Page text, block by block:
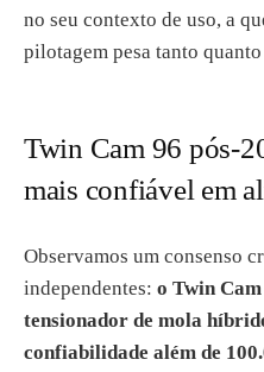
no seu contexto de uso, a
pilotagem pesa tanto
Twin Cam 96 pós-
mais confiável em
Observamos um consenso
independentes: o Twin
tensionador de mola
confiabilidade além de